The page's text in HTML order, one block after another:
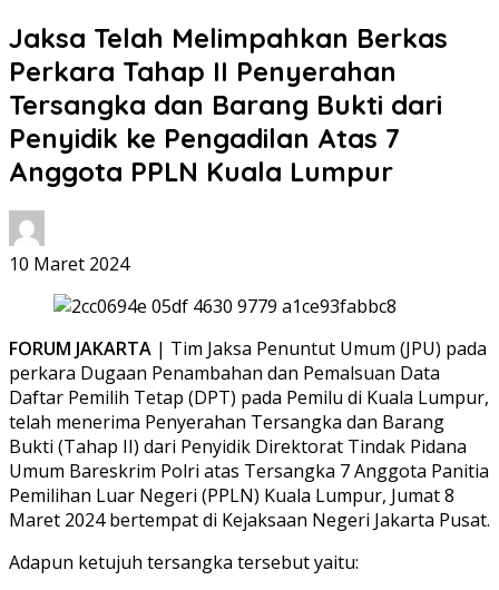
Jaksa Telah Melimpahkan Berkas
Perkara Tahap II Penyerahan
Tersangka dan Barang Bukti dari
Penyidik ke Pengadilan Atas 7
Anggota PPLN Kuala Lumpur
10 Maret 2024
FORUM JAKARTA | Tim Jaksa Penuntut Umum (JPU) pada
perkara Dugaan Penambahan dan Pemalsuan Data
Daftar Pemilih Tetap (DPT) pada Pemilu di Kuala Lumpur,
telah menerima Penyerahan Tersangka dan Barang
Bukti (Tahap II) dari Penyidik Direktorat Tindak Pidana
Umum Bareskrim Polri atas Tersangka 7 Anggota Panitia
Pemilihan Luar Negeri (PPLN) Kuala Lumpur, Jumat 8
Maret 2024 bertempat di Kejaksaan Negeri Jakarta Pusat.
Adapun ketujuh tersangka tersebut yaitu: